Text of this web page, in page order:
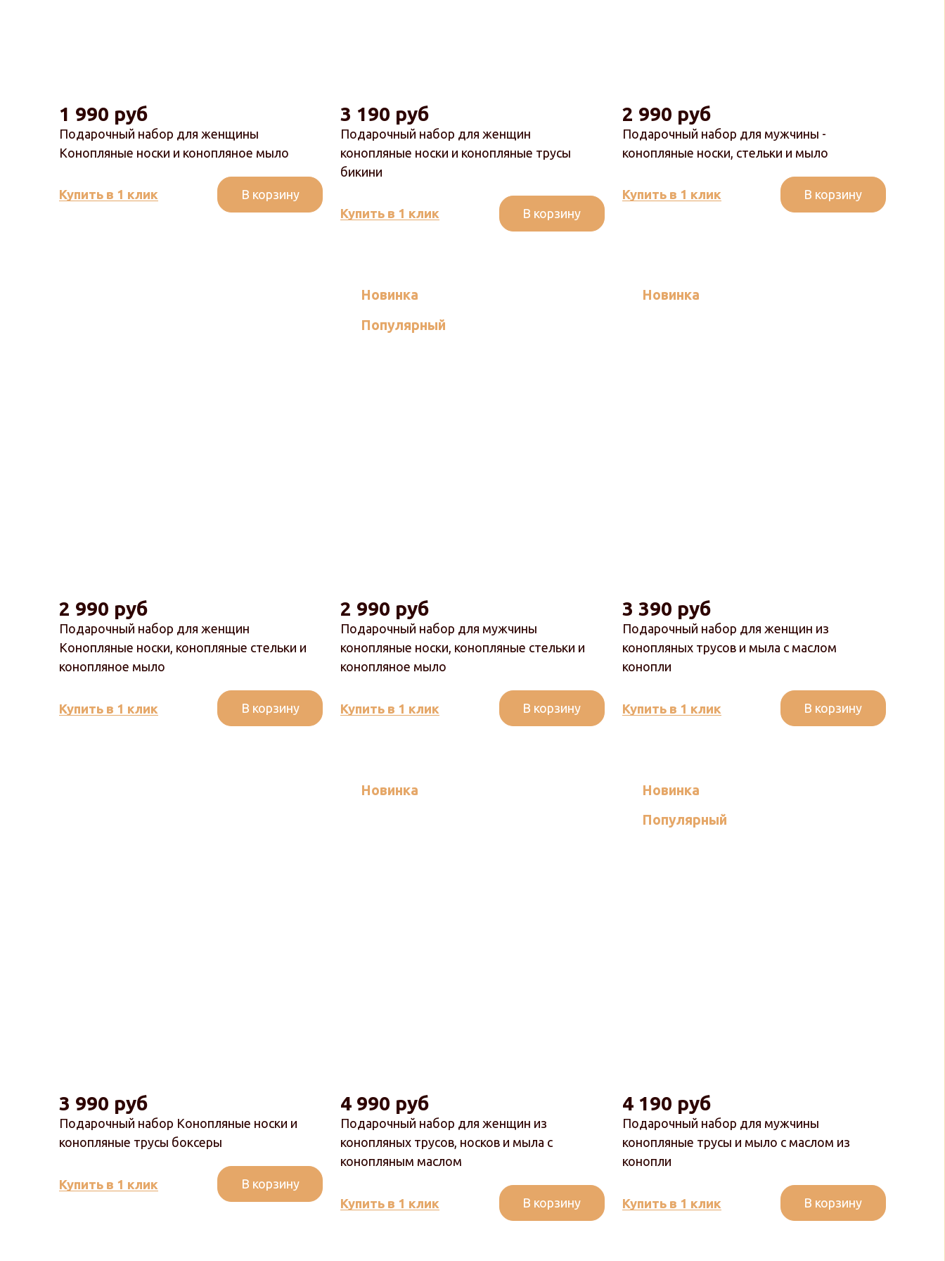
Подарочный набор для женщины
Конопляные носки и конопляное мыло
1 990 руб
Купить в 1 клик В корзину
Подарочный набор для женщин
конопляные носки и конопляные трусы
бикини
3 190 руб
Купить в 1 клик В корзину
Подарочный набор для мужчины -
конопляные носки, стельки и мыло
2 990 руб
Купить в 1 клик В корзину
Подарочный набор для женщин
Конопляные носки, конопляные стельки и
конопляное мыло
2 990 руб
Купить в 1 клик В корзину
Новинка
Популярный
Подарочный набор для мужчины
конопляные носки, конопляные стельки и
конопляное мыло
2 990 руб
Купить в 1 клик В корзину
Новинка
Подарочный набор для женщин из
конопляных трусов и мыла с маслом
конопли
3 390 руб
Купить в 1 клик В корзину
Подарочный набор Конопляные носки и
конопляные трусы боксеры
3 990 руб
Купить в 1 клик В корзину
Новинка
Подарочный набор для женщин из
конопляных трусов, носков и мыла с
конопляным маслом
4 990 руб
Купить в 1 клик В корзину
Новинка
Популярный
Подарочный набор для мужчины
конопляные трусы и мыло с маслом из
конопли
4 190 руб
Купить в 1 клик В корзину